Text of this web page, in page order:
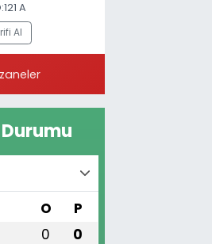
A
Al
O P
0 0